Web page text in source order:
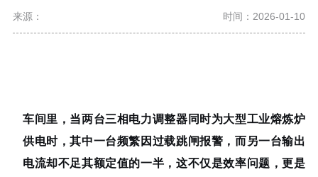
来源： 时间：2026-01-10
车间里，当两台三相电力调整器同时为大型工业熔炼炉
供电时，其中一台频繁因过载跳闸报警，而另一台输出
电流却不足其额定值的一半，这不仅是效率问题，更是